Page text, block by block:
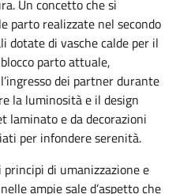
Un concetto che si
parto realizzate nel secondo
dotate di vasche calde per il
parto attuale,
dei partner durante
la luminosità e il design
laminato e da decorazioni
per infondere serenità.
principi di umanizzazione e
ampie sale d’aspetto che